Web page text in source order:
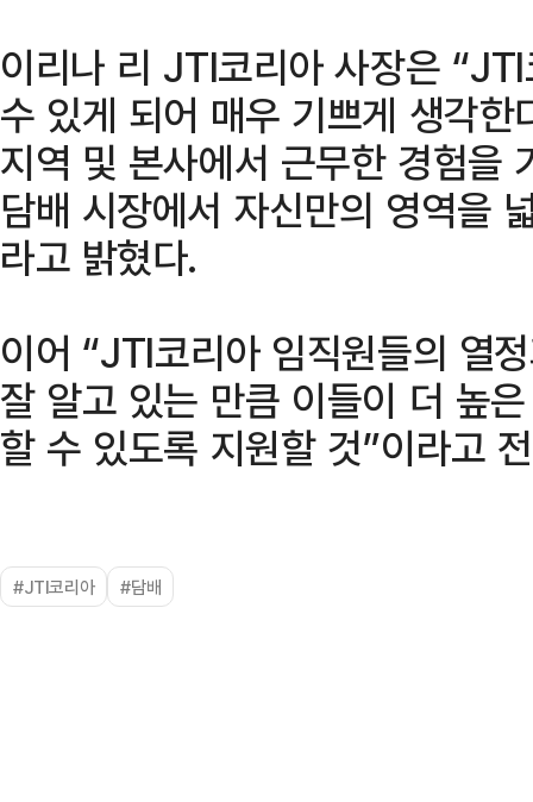
이리나 리 JTI코리아 사장은
수 있게 되어 매우 기쁘게 생각
지역 및 본사에서 근무한 경험을
담배 시장에서 자신만의 영역을
라고 밝혔다.
이어 “JTI코리아 임직원들의 열
잘 알고 있는 만큼 이들이 더 높
할 수 있도록 지원할 것”이라고
#JTI코리아 #담배